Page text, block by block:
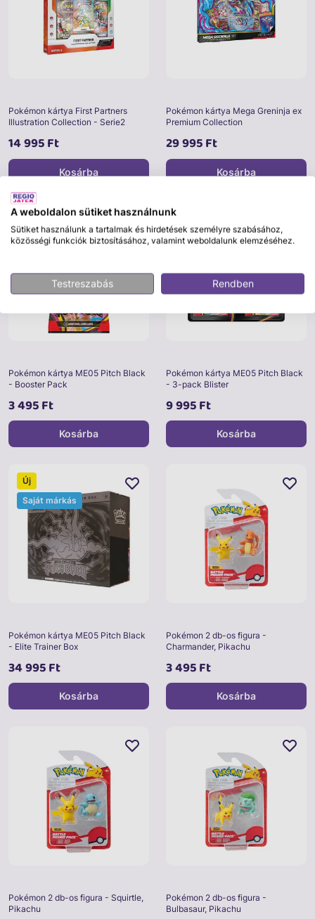
Pokémon kártya First Partners
Illustration Collection - Serie2
14 995 Ft
Kosárba
Pokémon kártya Mega Greninja ex
Premium Collection
29 995 Ft
Kosárba
Pokémon kártya ME05 Pitch Black
- Booster Pack
3 495 Ft
Új
Saját márkás
Kosárba
Pokémon kártya ME05 Pitch Black
- 3-pack Blister
9 995 Ft
Saját márkás
Kosárba
Pokémon kártya ME05 Pitch Black
- Elite Trainer Box
34 995 Ft
Új
Saját márkás
Kosárba
Pokémon 2 db-os figura -
Charmander, Pikachu
3 495 Ft
Kosárba
Pokémon 2 db-os figura - Squirtle,
Pikachu
Pokémon 2 db-os figura -
Bulbasaur, Pikachu
A weboldalon sütiket használnunk
Sütiket használunk a tartalmak és hirdetések személyre szabásához,
közösségi funkciók biztosításához, valamint weboldalunk elemzéséhez.
Testreszabás Rendben